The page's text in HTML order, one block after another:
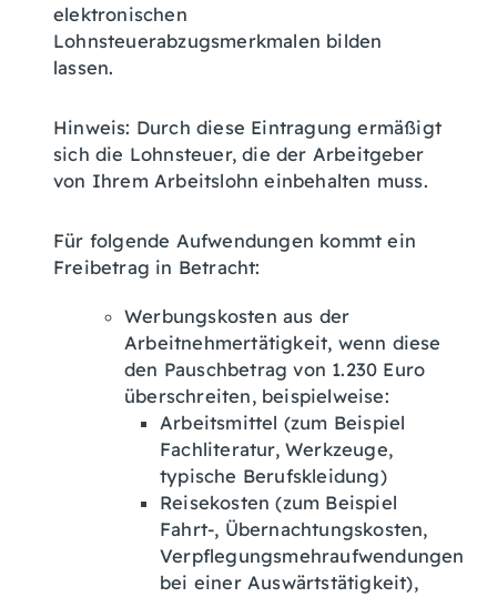
elektronischen
Lohnsteuerabzugsmerkmalen bilden
lassen.
Hinweis: Durch diese Eintragung ermäßigt
sich die Lohnsteuer, die der Arbeitgeber
von Ihrem Arbeitslohn einbehalten muss.
Für folgende Aufwendungen kommt ein
Freibetrag in Betracht:
Werbungskosten aus der
Arbeitnehmertätigkeit, wenn diese
den Pauschbetrag von 1.230 Euro
überschreiten, beispielweise:
Arbeitsmittel (zum Beispiel
Fachliteratur, Werkzeuge,
typische Berufskleidung)
Reisekosten (zum Beispiel
Fahrt-, Übernachtungskosten,
Verpflegungsmehraufwendungen
bei einer Auswärtstätigkeit),